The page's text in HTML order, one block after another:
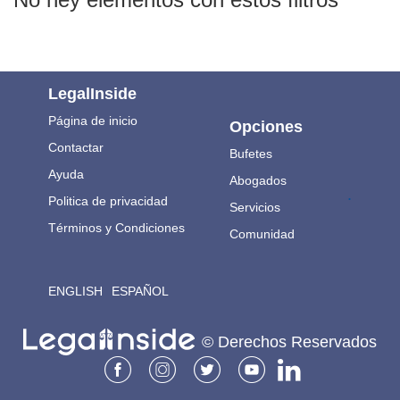
LegalInside
Página de inicio
Contactar
Ayuda
Politica de privacidad
Términos y Condiciones
ENGLISH ESPAÑOL
Opciones
Bufetes
Abogados
Servicios
Comunidad
.
© Derechos Reservados